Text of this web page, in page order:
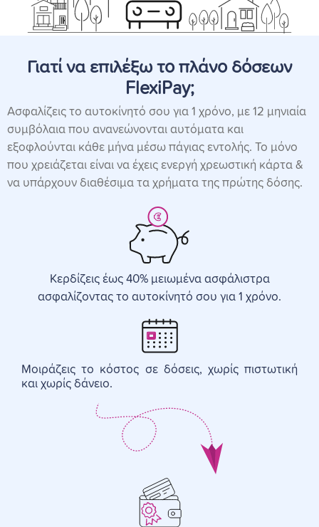
Γιατί να επιλέξω το πλάνο δόσεων
FlexiPay;
Ασφαλίζεις το αυτοκίνητό σου για 1 χρόνο, με 12 μηνιαία
συμβόλαια που ανανεώνονται αυτόματα και
εξοφλούνται κάθε μήνα μέσω πάγιας εντολής. Το μόνο
που χρειάζεται είναι να έχεις ενεργή χρεωστική κάρτα &
να υπάρχουν διαθέσιμα τα χρήματα της πρώτης δόσης.
Κερδίζεις έως 40% μειωμένα ασφάλιστρα
ασφαλίζοντας το αυτοκίνητό σου για 1 χρόνο.
Μοιράζεις το κόστος σε δόσεις, χωρίς πιστωτική
και χωρίς δάνειο.